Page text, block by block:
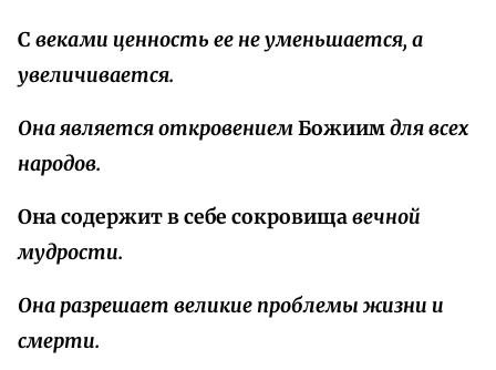
С веками ценность ее не уменьшается, а
увеличивается.
Она является откровениемБожиимдля всех
народов.
Она содержит в себе сокровищавечной
мудрости.
Она разрешает великие проблемы жизни и
смерти.